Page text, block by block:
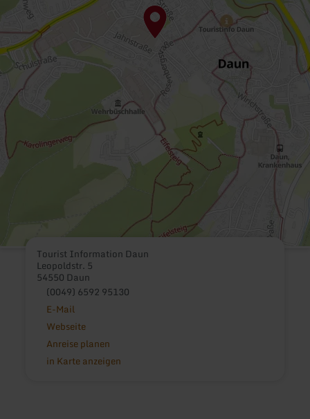
Tourist Information Daun
Leopoldstr. 5
54550 Daun
(0049) 6592 95130
E-Mail
Webseite
Anreise planen
in Karte anzeigen